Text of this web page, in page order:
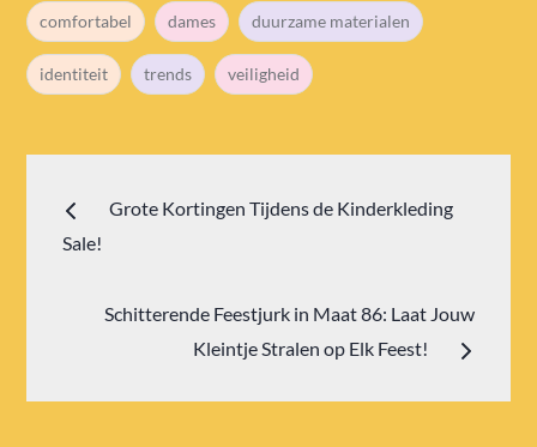
comfortabel dames duurzame materialen
identiteit trends veiligheid
navigatie
Grote Kortingen Tijdens de Kinderkleding
Sale!
Schitterende Feestjurk in Maat 86: Laat Jouw
Kleintje Stralen op Elk Feest!